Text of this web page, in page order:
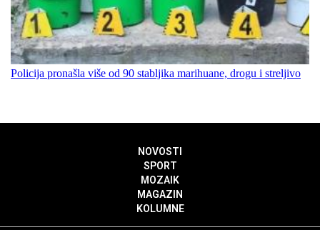
Policija pronašla više od 90 stabljika marihuane, drogu i streljivo
NOVOSTI
SPORT
MOZAIK
MAGAZIN
KOLUMNE